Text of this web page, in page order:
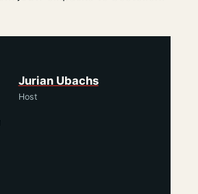
Jurian Ubachs
Host